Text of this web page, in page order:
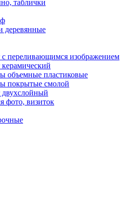
таблички
деревянные
переливающимся изображением
объемные пластиковые
покрытые смолой
фото, визиток